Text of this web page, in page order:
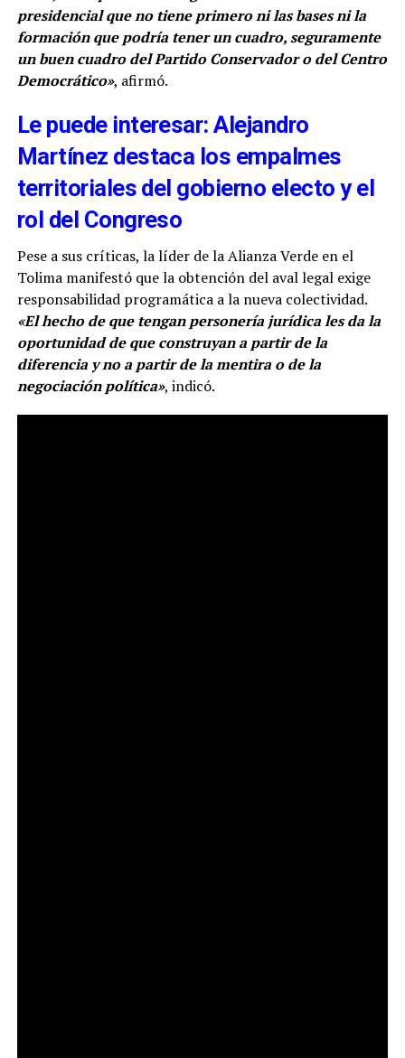
presidencial que no tiene primero ni las bases ni la
formación que podría tener un cuadro, seguramente
un buen cuadro del Partido Conservador o del Centro
Democrático», afirmó.
Le puede interesar: Alejandro
Martínez destaca los empalmes
territoriales del gobierno electo y el
rol del Congreso
Pese a sus críticas, la líder de la Alianza Verde en el
Tolima manifestó que la obtención del aval legal exige
responsabilidad programática a la nueva colectividad.
«El hecho de que tengan personería jurídica les da la
oportunidad de que construyan a partir de la
diferencia y no a partir de la mentira o de la
negociación política», indicó.